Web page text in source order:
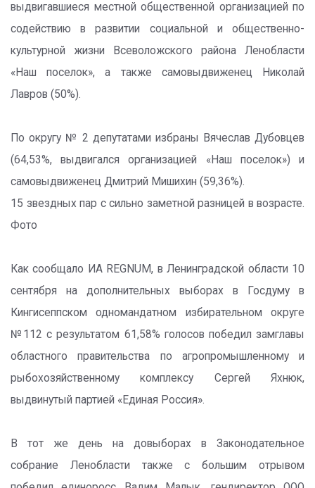
выдвигавшиеся местной общественной организацией по
содействию в развитии социальной и общественно-
культурной жизни Всеволожского района Ленобласти
«Наш поселок», а также самовыдвиженец Николай
Лавров (50%).
По округу № 2 депутатами избраны Вячеслав Дубовцев
(64,53%, выдвигался организацией «Наш поселок») и
самовыдвиженец Дмитрий Мишихин (59,36%).
15 звездных пар с сильно заметной разницей в возрасте.
Фото
Как сообщало ИА REGNUM, в Ленинградской области 10
сентября на дополнительных выборах в Госдуму в
Кингисеппском одномандатном избирательном округе
№112 с результатом 61,58% голосов победил замглавы
областного правительства по агропромышленному и
рыбохозяйственному комплексу Сергей Яхнюк,
выдвинутый партией «Единая Россия».
В тот же день на довыборах в Законодательное
собрание Ленобласти также с большим отрывом